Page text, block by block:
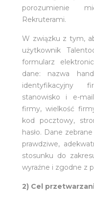
porozumienie
Rekruterami.
W związku z tym,
użytkownik
formularz
dane: nazwa
identyfikacyjny
stanowisko i e-
firmy, wielkość
kod pocztowy,
hasło. Dane
prawdziwe,
stosunku do
wyraźne i zgodne z
2) Cel